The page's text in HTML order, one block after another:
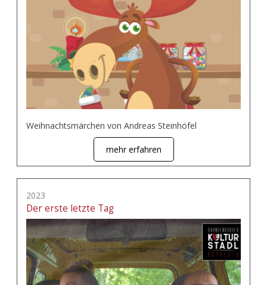
Weihnachtsmärchen von Andreas Steinhöfel
mehr erfahren
2023
Der erste letzte Tag